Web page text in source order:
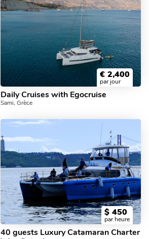
€ 2,400
par jour
Daily Cruises with Egocruise
Sami, Grèce
$ 450
par heure
40 guests Luxury Catamaran Charter